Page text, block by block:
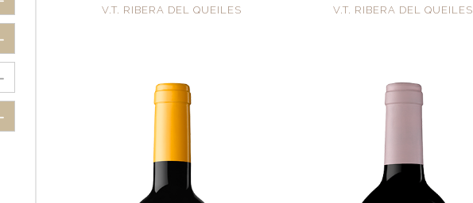
V.T. RIBERA DEL QUEILES V.T. RIBERA DEL QUEILES